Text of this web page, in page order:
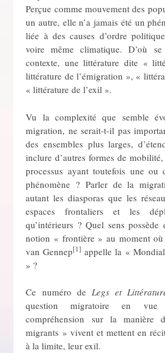
Perçue comme mouvement des
un autre, elle n’a jamais été un
liée à des causes d’ordre
voire même climatique. D’où
contexte, une littérature dite «
littérature de l’émigration », «
« littérature de l’exil ».
Vu la complexité que semble
migration, ne serait-t-il pas
des ensembles plus larges,
inclure d’autres formes de
processus ayant toutefois une ou
phénomène ? Parler de la
autant les diasporas que les
espaces frontaliers et les
qu’intérieurs ? Quel sens possède
notion « frontière » au moment où
van Gennep[1] appelle la «
» ?
Ce numéro de Legs et
question migratoire en
compréhension sur la manière
migrants » vivent et mettent en
à la limite, leur exil.